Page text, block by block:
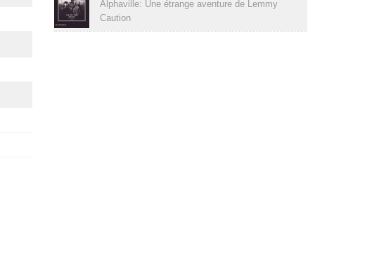
Alphaville: Une étrange aventure de Lemmy
Caution